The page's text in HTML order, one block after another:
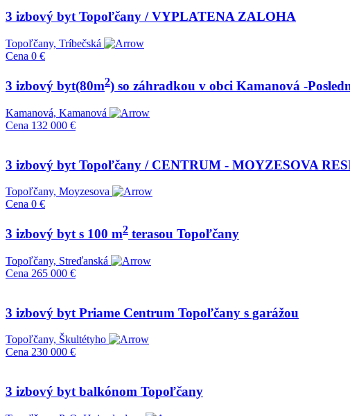
3 izbový byt Topoľčany / VYPLATENA ZALOHA
Topoľčany, Tríbečská
Cena 0 €
3 izbový byt(80m2) so záhradkou v obci Kamanová -
Kamanová, Kamanová
Cena 132 000 €
3 izbový byt Topoľčany / CENTRUM - MOYZESOVA
Topoľčany, Moyzesova
Cena 0 €
3 izbový byt s 100 m2 terasou Topoľčany
Topoľčany, Streďanská
Cena 265 000 €
3 izbový byt Priame Centrum Topoľčany s garážou
Topoľčany, Škultétyho
Cena 230 000 €
3 izbový byt balkónom Topoľčany